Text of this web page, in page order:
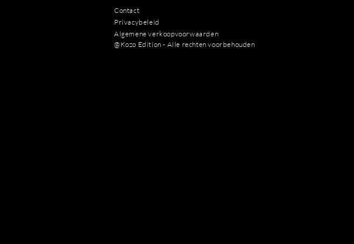
Contact
Privacybeleid
Algemene verkoopvoorwaarden
@Kozo Edition - Alle rechten voorbehouden